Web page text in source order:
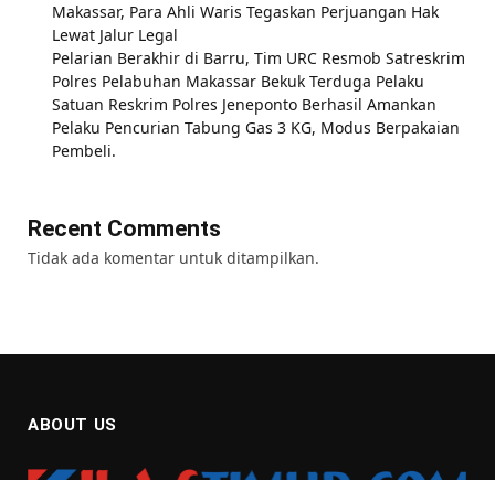
Makassar, Para Ahli Waris Tegaskan Perjuangan Hak
Lewat Jalur Legal
Pelarian Berakhir di Barru, Tim URC Resmob Satreskrim
Polres Pelabuhan Makassar Bekuk Terduga Pelaku
Satuan Reskrim Polres Jeneponto Berhasil Amankan
Pelaku Pencurian Tabung Gas 3 KG, Modus Berpakaian
Pembeli.
Recent Comments
Tidak ada komentar untuk ditampilkan.
ABOUT US